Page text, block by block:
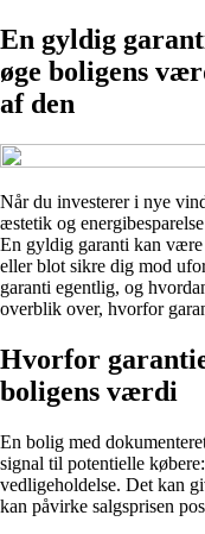
En gyldig
øge boligens
af den
Når du investerer i nye
æstetik og
En gyldig garanti kan
eller blot sikre dig mod
garanti egentlig, og
overblik over, hvorfor
Hvorfor
boligens værdi
En bolig med
signal til potentielle
vedligeholdelse. Det kan
kan påvirke salgsprisen